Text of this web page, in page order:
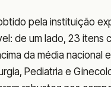
pela instituição
de um lado, 23 itens
da média nacional
Pediatria e